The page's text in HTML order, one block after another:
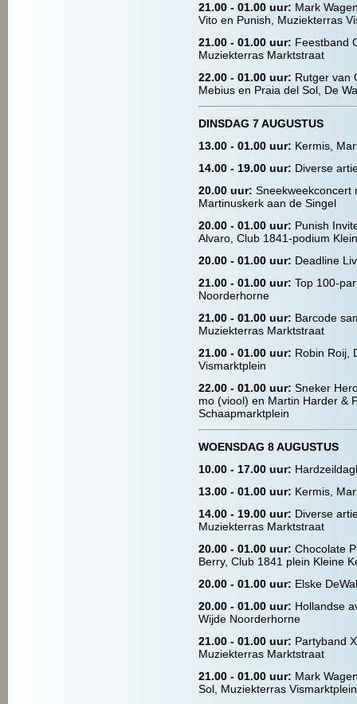
21.00 - 01.00 uur: Mark
Vito en Punish, Muziekterras
21.00 - 01.00 uur: Feestband
Muziekterras Marktstraat
22.00 - 01.00 uur: Rutger van
Mebius en Praia del Sol, De
DINSDAG 7 AUGUSTUS
13.00 - 01.00 uur: Kermis,
14.00 - 19.00 uur: Diverse
20.00 uur: Sneekweekconcert
Martinuskerk aan de Singel
20.00 - 01.00 uur: Punish
Alvaro, Club 1841-podium
20.00 - 01.00 uur: Deadline
21.00 - 01.00 uur: Top 100-
Noorderhorne
21.00 - 01.00 uur: Barcode
Muziekterras Marktstraat
21.00 - 01.00 uur: Robin Roij,
Vismarktplein
22.00 - 01.00 uur: Sneker
mo (viool) en Martin Harder &
Schaapmarktplein
WOENSDAG 8 AUGUSTUS
10.00 - 17.00 uur:
13.00 - 01.00 uur: Kermis,
14.00 - 19.00 uur: Diverse
Muziekterras Marktstraat
20.00 - 01.00 uur: Chocolate
Berry, Club 1841 plein Kleine
20.00 - 01.00 uur: Elske
20.00 - 01.00 uur: Hollandse
Wijde Noorderhorne
21.00 - 01.00 uur: Partyband
Muziekterras Marktstraat
21.00 - 01.00 uur: Mark
Sol, Muziekterras Vismarktplein